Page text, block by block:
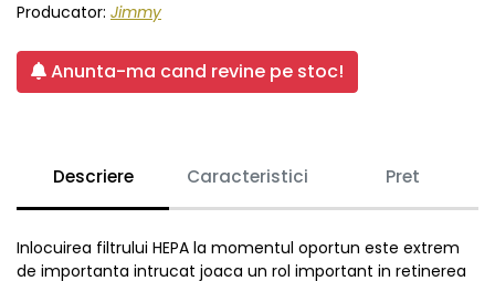
Producator: Jimmy
Anunta-ma cand revine pe stoc!
Descriere Caracteristici Pret
Inlocuirea filtrului HEPA la momentul oportun este extrem
de importanta intrucat joaca un rol important in retinerea